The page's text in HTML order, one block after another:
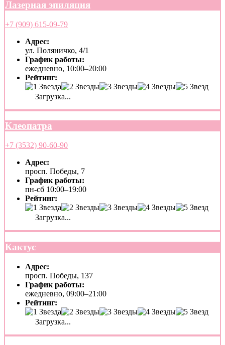
Лазерная эпиляция
+7 (909) 615-09-79
Адрес:
ул. Поляничко, 4/1
График работы:
ежедневно, 10:00–20:00
Рейтинг:
Загрузка...
Клеопатра
+7 (3532) 90-60-90
Адрес:
просп. Победы, 7
График работы:
пн-сб 10:00–19:00
Рейтинг:
Загрузка...
Кактус
Адрес:
просп. Победы, 137
График работы:
ежедневно, 09:00–21:00
Рейтинг:
Загрузка...